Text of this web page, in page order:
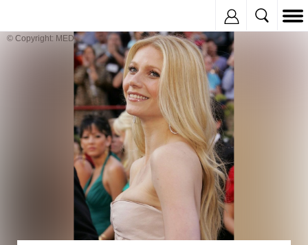
© Copyright: MEDIAFAX